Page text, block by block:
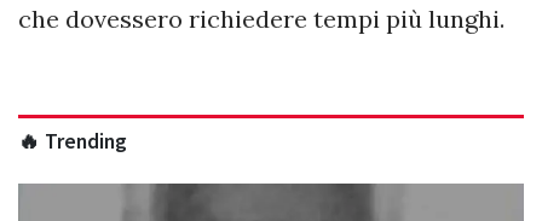
che dovessero richiedere tempi più lunghi.
🔥 Trending